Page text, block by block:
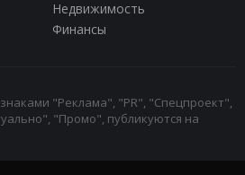
Недвижимость
Финансы
"Реклама", "PR", "Спецпроект",
"Промо", публикуются на